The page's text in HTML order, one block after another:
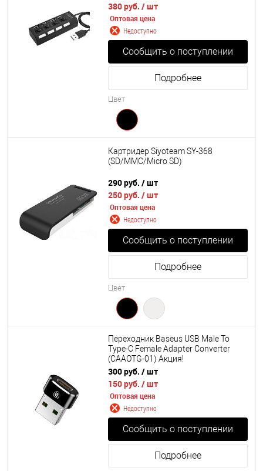
380 руб. / шт
Оптовая цена
Недоступно
Сообщить о поступлении
Подробнее
Цвет
Картридер Siyoteam SY-368
(SD/MMC/Micro SD)
290 руб. / шт
250 руб. / шт
Оптовая цена
Недоступно
Сообщить о поступлении
Подробнее
Цвет
Переходник Baseus USB Male To
Type-C Female Adapter Converter
(CAAOTG-01) Акция!
300 руб. / шт
150 руб. / шт
Оптовая цена
Недоступно
Сообщить о поступлении
Подробнее